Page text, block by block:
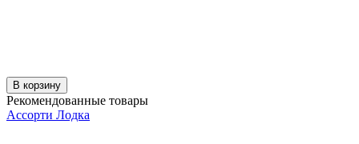
В корзину
Рекомендованные товары
Ассорти Лодка